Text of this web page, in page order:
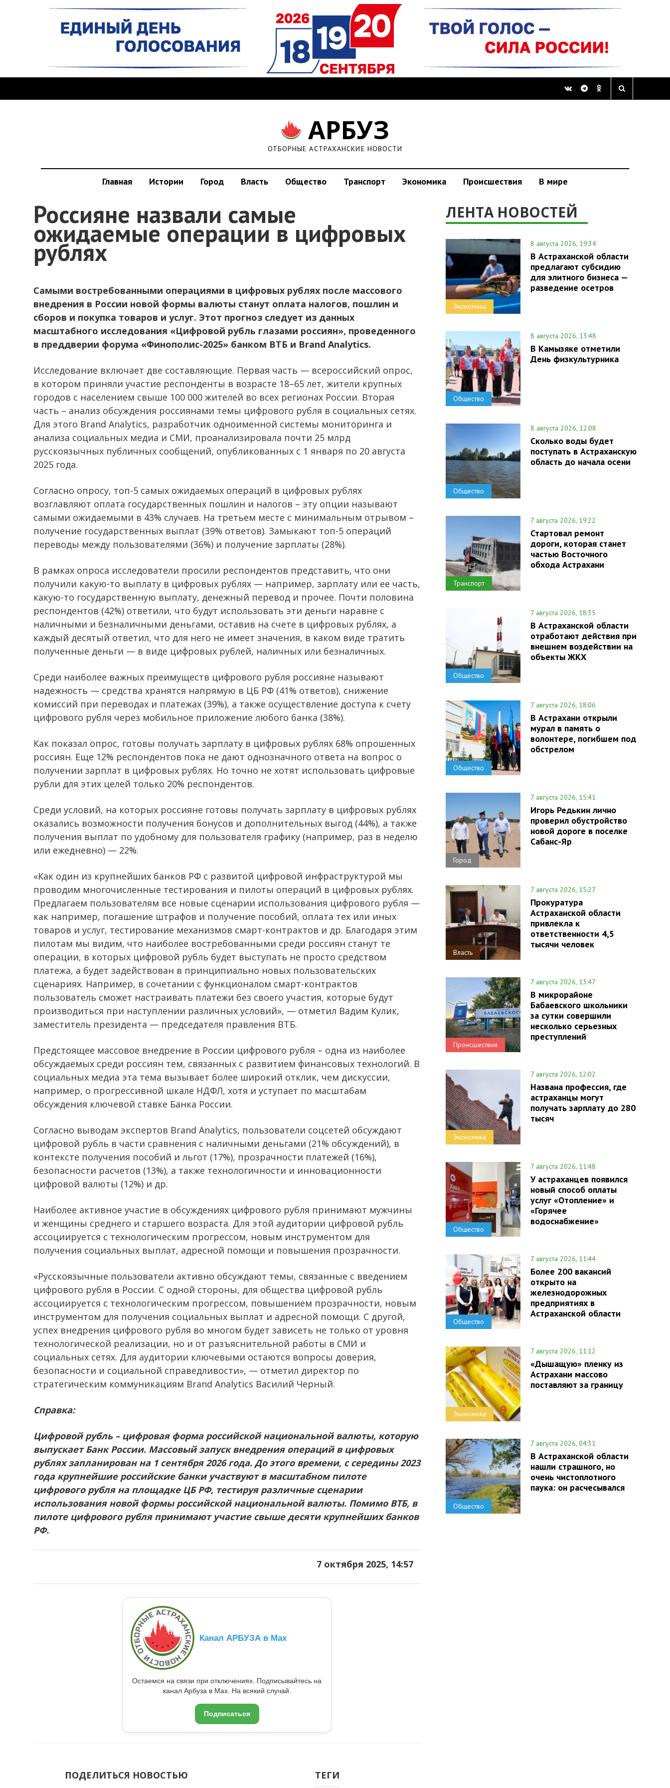
АРБУЗ
ОТБОРНЫЕ АСТРАХАНСКИЕ НОВОСТИ
Главная Истории Город Власть Общество Транспорт Экономика Происшествия В мире
Россияне назвали самые
ожидаемые операции в цифровых
рублях
Самыми востребованными операциями в цифровых рублях после массового
внедрения в России новой формы валюты станут оплата налогов, пошлин и
сборов и покупка товаров и услуг. Этот прогноз следует из данных
масштабного исследования «Цифровой рубль глазами россиян», проведенного
в преддверии форума «Финополис-2025» банком ВТБ и Brand Analytics.
Исследование включает две составляющие. Первая часть — всероссийский опрос,
в котором приняли участие респонденты в возрасте 18–65 лет, жители крупных
городов с населением свыше 100 000 жителей во всех регионах России. Вторая
часть – анализ обсуждения россиянами темы цифрового рубля в социальных сетях.
Для этого Brand Analytics, разработчик одноименной системы мониторинга и
анализа социальных медиа и СМИ, проанализировала почти 25 млрд
русскоязычных публичных сообщений, опубликованных с 1 января по 20 августа
2025 года.
Согласно опросу, топ-5 самых ожидаемых операций в цифровых рублях
возглавляют оплата государственных пошлин и налогов – эту опции называют
самыми ожидаемыми в 43% случаев. На третьем месте с минимальным отрывом –
получение государственных выплат (39% ответов). Замыкают топ-5 операций
переводы между пользователями (36%) и получение зарплаты (28%).
В рамках опроса исследователи просили респондентов представить, что они
получили какую-то выплату в цифровых рублях — например, зарплату или ее часть,
какую-то государственную выплату, денежный перевод и прочее. Почти половина
респондентов (42%) ответили, что будут использовать эти деньги наравне с
наличными и безналичными деньгами, оставив на счете в цифровых рублях, а
каждый десятый ответил, что для него не имеет значения, в каком виде тратить
полученные деньги — в виде цифровых рублей, наличных или безналичных.
Среди наиболее важных преимуществ цифрового рубля россияне называют
надежность — средства хранятся напрямую в ЦБ РФ (41% ответов), снижение
комиссий при переводах и платежах (39%), а также осуществление доступа к счету
цифрового рубля через мобильное приложение любого банка (38%).
Как показал опрос, готовы получать зарплату в цифровых рублях 68% опрошенных
россиян. Еще 12% респондентов пока не дают однозначного ответа на вопрос о
получении зарплат в цифровых рублях. Но точно не хотят использовать цифровые
рубли для этих целей только 20% респондентов.
Среди условий, на которых россияне готовы получать зарплату в цифровых рублях
оказались возможности получения бонусов и дополнительных выгод (44%), а также
получения выплат по удобному для пользователя графику (например, раз в неделю
или ежедневно) — 22%.
«Как один из крупнейших банков РФ с развитой цифровой инфраструктурой мы
проводим многочисленные тестирования и пилоты операций в цифровых рублях.
Предлагаем пользователям все новые сценарии использования цифрового рубля —
как например, погашение штрафов и получение пособий, оплата тех или иных
товаров и услуг, тестирование механизмов смарт-контрактов и др. Благодаря этим
пилотам мы видим, что наиболее востребованными среди россиян станут те
операции, в которых цифровой рубль будет выступать не просто средством
платежа, а будет задействован в принципиально новых пользовательских
сценариях. Например, в сочетании с функционалом смарт-контрактов
пользователь сможет настраивать платежи без своего участия, которые будут
производиться при наступлении различных условий», — отметил Вадим Кулик,
заместитель президента — председателя правления ВТБ.
Предстоящее массовое внедрение в России цифрового рубля – одна из наиболее
обсуждаемых среди россиян тем, связанных с развитием финансовых технологий. В
социальных медиа эта тема вызывает более широкий отклик, чем дискуссии,
например, о прогрессивной шкале НДФЛ, хотя и уступает по масштабам
обсуждения ключевой ставке Банка России.
Согласно выводам экспертов Brand Analytics, пользователи соцсетей обсуждают
цифровой рубль в части сравнения с наличными деньгами (21% обсуждений), в
контексте получения пособий и льгот (17%), прозрачности платежей (16%),
безопасности расчетов (13%), а также технологичности и инновационности
цифровой валюты (12%) и др.
Наиболее активное участие в обсуждениях цифрового рубля принимают мужчины
и женщины среднего и старшего возраста. Для этой аудитории цифровой рубль
ассоциируется с технологическим прогрессом, новым инструментом для
получения социальных выплат, адресной помощи и повышения прозрачности.
«Русскоязычные пользователи активно обсуждают темы, связанные с введением
цифрового рубля в России. С одной стороны, для общества цифровой рубль
ассоциируется с технологическим прогрессом, повышением прозрачности, новым
инструментом для получения социальных выплат и адресной помощи. С другой,
успех внедрения цифрового рубля во многом будет зависеть не только от уровня
технологической реализации, но и от разъяснительной работы в СМИ и
социальных сетях. Для аудитории ключевыми остаются вопросы доверия,
безопасности и социальной справедливости», — отметил директор по
стратегическим коммуникациям Brand Analytics Василий Черный.
Справка:
Цифровой рубль – цифровая форма российской национальной валюты, которую
выпускает Банк России. Массовый запуск внедрения операций в цифровых
рублях запланирован на 1 сентября 2026 года. До этого времени, с середины 2023
года крупнейшие российские банки участвуют в масштабном пилоте
цифрового рубля на площадке ЦБ РФ, тестируя различные сценарии
использования новой формы российской национальной валюты. Помимо ВТБ, в
пилоте цифрового рубля принимают участие свыше десяти крупнейших банков
РФ.
7 октября 2025, 14:57
Канал АРБУЗА в Max
Остаемся на связи при отключениях. Подписывайтесь на
канал Арбуза в Max. На всякий случай.
Подписаться
ПОДЕЛИТЬСЯ НОВОСТЬЮ ТЕГИ
ЛЕНТА НОВОСТЕЙ
Экономика
8 августа 2026, 19:34
В Астраханской области
предлагают субсидию
для элитного бизнеса —
разведение осетров
Общество
8 августа 2026, 13:48
В Камызяке отметили
День физкультурника
Общество
8 августа 2026, 12:08
Сколько воды будет
поступать в Астраханскую
область до начала осени
Транспорт
7 августа 2026, 19:22
Стартовал ремонт
дороги, которая станет
частью Восточного
обхода Астрахани
Общество
7 августа 2026, 18:35
В Астраханской области
отработают действия при
внешнем воздействии на
объекты ЖКХ
Общество
7 августа 2026, 18:06
В Астрахани открыли
мурал в память о
волонтере, погибшем под
обстрелом
Город
7 августа 2026, 15:41
Игорь Редькин лично
проверил обустройство
новой дороге в поселке
Сабанс-Яр
Власть
7 августа 2026, 15:27
Прокуратура
Астраханской области
привлекла к
ответственности 4,5
тысячи человек
Происшествия
7 августа 2026, 13:47
В микрорайоне
Бабаевского школьники
за сутки совершили
несколько серьезных
преступлений
Экономика
7 августа 2026, 12:02
Названа профессия, где
астраханцы могут
получать зарплату до 280
тысяч
Общество
7 августа 2026, 11:48
У астраханцев появился
новый способ оплаты
услуг «Отопление» и
«Горячее
водоснабжение»
Общество
7 августа 2026, 11:44
Более 200 вакансий
открыто на
железнодорожных
предприятиях в
Астраханской области
Экономика
7 августа 2026, 11:12
«Дышащую» пленку из
Астрахани массово
поставляют за границу
Общество
7 августа 2026, 04:31
В Астраханской области
нашли страшного, но
очень чистоплотного
паука: он расчесывался